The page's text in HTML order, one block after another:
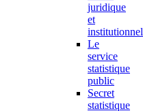
juridique
et
institutionnel
Le
service
statistique
public
Secret
statistique